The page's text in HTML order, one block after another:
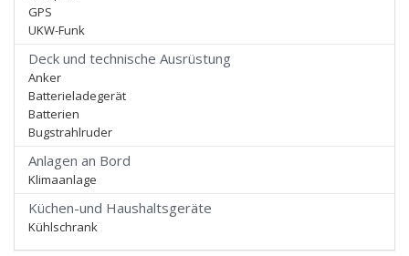
GPS
UKW-Funk
Deck und technische Ausrüstung
Anker
Batterieladegerät
Batterien
Bugstrahlruder
Anlagen an Bord
Klimaanlage
Küchen-und Haushaltsgeräte
Kühlschrank